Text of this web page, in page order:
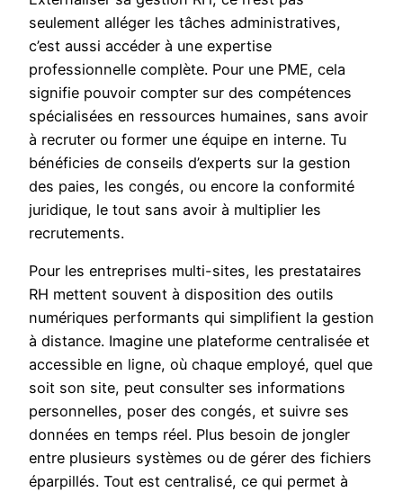
seulement alléger les tâches administratives,
c’est aussi accéder à une expertise
professionnelle complète. Pour une PME, cela
signifie pouvoir compter sur des compétences
spécialisées en ressources humaines, sans avoir
à recruter ou former une équipe en interne. Tu
bénéficies de conseils d’experts sur la gestion
des paies, les congés, ou encore la conformité
juridique, le tout sans avoir à multiplier les
recrutements.
Pour les entreprises multi-sites, les prestataires
RH mettent souvent à disposition des outils
numériques performants qui simplifient la gestion
à distance. Imagine une plateforme centralisée et
accessible en ligne, où chaque employé, quel que
soit son site, peut consulter ses informations
personnelles, poser des congés, et suivre ses
données en temps réel. Plus besoin de jongler
entre plusieurs systèmes ou de gérer des fichiers
éparpillés. Tout est centralisé, ce qui permet à